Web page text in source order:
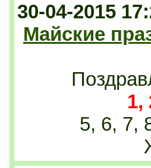
30-04-2015
Майские
1,
5, 6, 7,